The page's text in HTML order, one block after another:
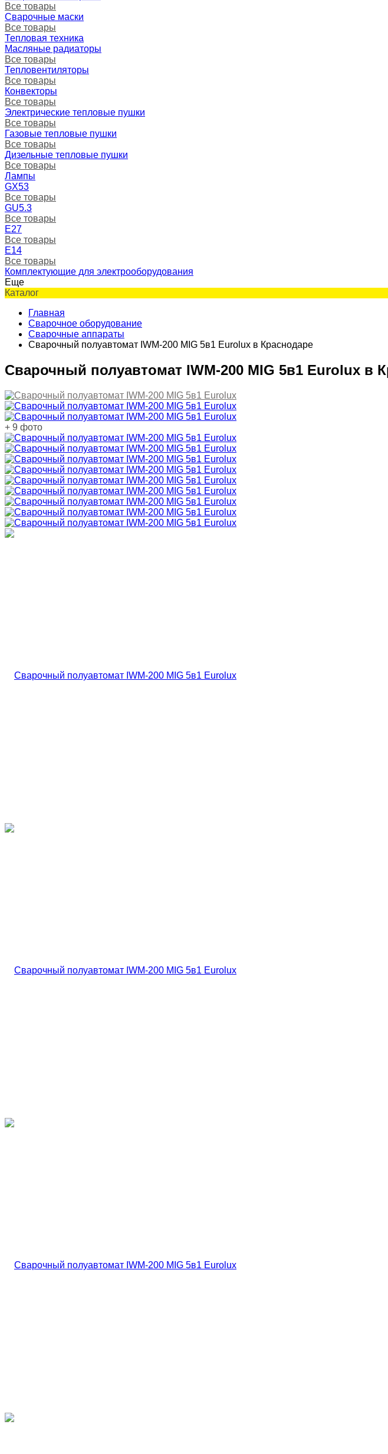
Все товары
Сварочные маски
Все товары
Тепловая техника
Масляные радиаторы
Все товары
Тепловентиляторы
Все товары
Конвекторы
Все товары
Электрические тепловые пушки
Все товары
Газовые тепловые пушки
Все товары
Дизельные тепловые пушки
Все товары
Лампы
GX53
Все товары
GU5.3
Все товары
Е27
Все товары
Е14
Все товары
Комплектующие для электрооборудования
Еще
Каталог
Главная
Сварочное оборудование
Сварочные аппараты
Сварочный полуавтомат IWM-200 MIG 5в1 Eurolux в Краснодаре
Сварочный полуавтомат IWM-200 MIG 5в1 Eurolux в
+ 9 фото